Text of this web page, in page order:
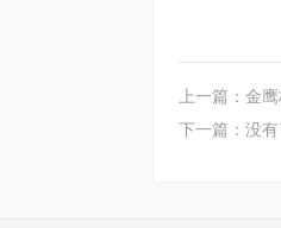
上一篇：金
下一篇：没有